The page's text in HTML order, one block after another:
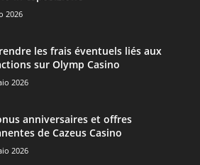
2026
les frais éventuels liés aux
sur Olymp Casino
2026
anniversaires et offres
de Cazeus Casino
2026